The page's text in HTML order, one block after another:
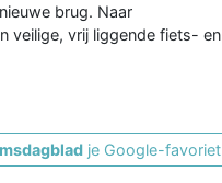
brug. Naar
veilige, vrij liggende fiets- en
je Google-favoriet